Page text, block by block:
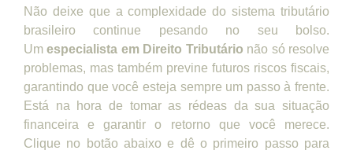
Não deixe que a complexidade do sistema tributário
brasileiro continue pesando no seu bolso.
Umespecialista em Direito Tributário não só resolve
problemas, mas também previne futuros riscos fiscais,
garantindo que você esteja sempre um passo à frente.
Está na hora de tomar as rédeas da sua situação
financeira e garantir o retorno que você merece.
Clique no botão abaixo e dê o primeiro passo para